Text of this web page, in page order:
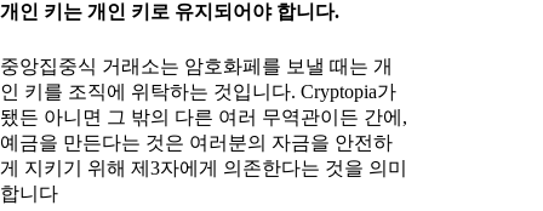
개인 키는 개인 키로 유지되어야 합니다.
중앙집중식 거래소는 암호화페를 보낼 때는 개
인 키를 조직에 위탁하는 것입니다. Cryptopia가
됐든 아니면 그 밖의 다른 여러 무역관이든 간에,
예금을 만든다는 것은 여러분의 자금을 안전하
게 지키기 위해 제3자에게 의존한다는 것을 의미
합니다